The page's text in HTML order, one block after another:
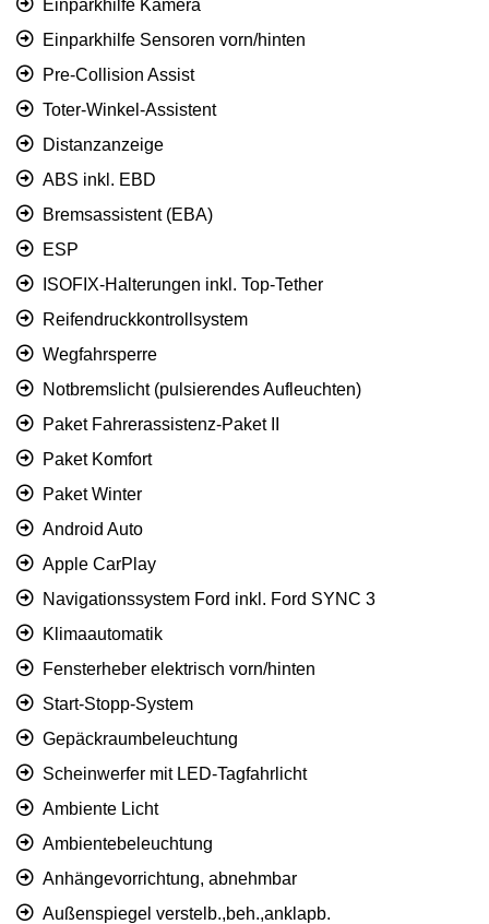
Einparkhilfe Kamera
Einparkhilfe Sensoren vorn/hinten
Pre-Collision Assist
Toter-Winkel-Assistent
Distanzanzeige
ABS inkl. EBD
Bremsassistent (EBA)
ESP
ISOFIX-Halterungen inkl. Top-Tether
Reifendruckkontrollsystem
Wegfahrsperre
Notbremslicht (pulsierendes Aufleuchten)
Paket Fahrerassistenz-Paket II
Paket Komfort
Paket Winter
Android Auto
Apple CarPlay
Navigationssystem Ford inkl. Ford SYNC 3
Klimaautomatik
Fensterheber elektrisch vorn/hinten
Start-Stopp-System
Gepäckraumbeleuchtung
Scheinwerfer mit LED-Tagfahrlicht
Ambiente Licht
Ambientebeleuchtung
Anhängevorrichtung, abnehmbar
Außenspiegel verstelb.,beh.,anklapb.